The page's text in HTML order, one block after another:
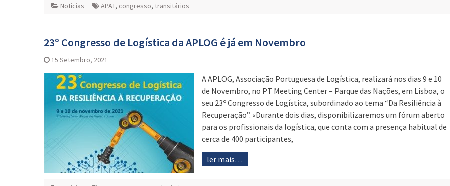
Notícias APAT, congresso, transitários
23º Congresso de Logística da APLOG é já em Novembro
15 Setembro, 2021
A APLOG, Associação Portuguesa de Logística, realizará nos dias 9 e 10
de Novembro, no PT Meeting Center – Parque das Nações, em Lisboa, o
seu 23º Congresso de Logística, subordinado ao tema “Da Resiliência à
Recuperação”. «Durante dois dias, disponibilizaremos um fórum aberto
para os profissionais da logística, que conta com a presença habitual de
cerca de 400 participantes,
ler mais…